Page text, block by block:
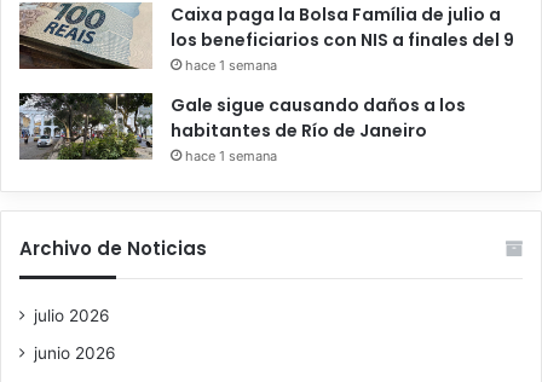
Caixa paga la Bolsa Família de julio a
los beneficiarios con NIS a finales del 9
hace 1 semana
Gale sigue causando daños a los
habitantes de Río de Janeiro
hace 1 semana
Archivo de Noticias
julio 2026
junio 2026